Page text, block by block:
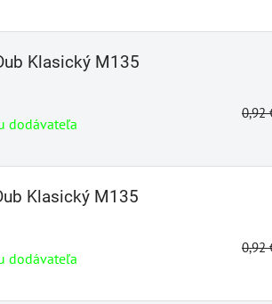
Klasický M135
dodávateľa
0,92
Klasický M135
dodávateľa
0,92